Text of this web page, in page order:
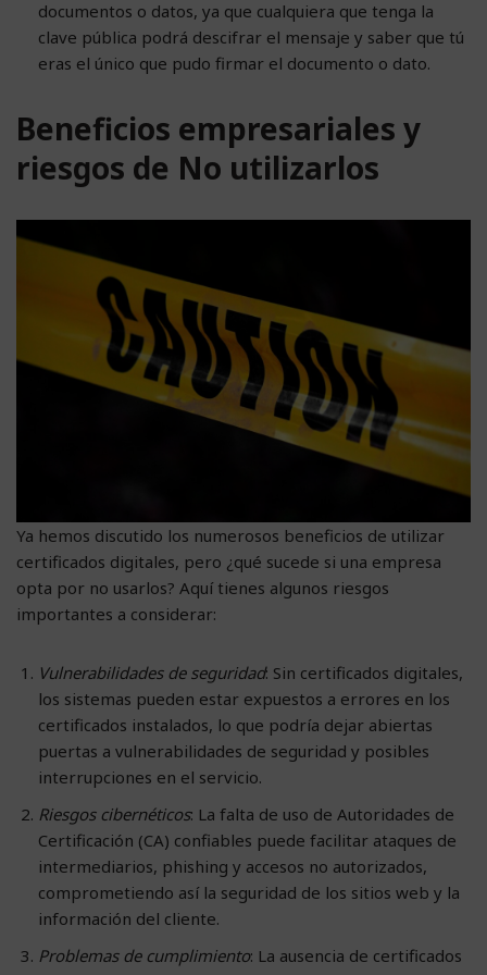
documentos o datos, ya que cualquiera que tenga la
clave pública podrá descifrar el mensaje y saber que tú
eras el único que pudo firmar el documento o dato.
Beneficios empresariales y
riesgos de No utilizarlos
Ya hemos discutido los numerosos beneficios de utilizar
certificados digitales, pero ¿qué sucede si una empresa
opta por no usarlos? Aquí tienes algunos riesgos
importantes a considerar:
Vulnerabilidades de seguridad: Sin certificados digitales,
los sistemas pueden estar expuestos a errores en los
certificados instalados, lo que podría dejar abiertas
puertas a vulnerabilidades de seguridad y posibles
interrupciones en el servicio.
Riesgos cibernéticos: La falta de uso de Autoridades de
Certificación (CA) confiables puede facilitar ataques de
intermediarios, phishing y accesos no autorizados,
comprometiendo así la seguridad de los sitios web y la
información del cliente.
Problemas de cumplimiento: La ausencia de certificados